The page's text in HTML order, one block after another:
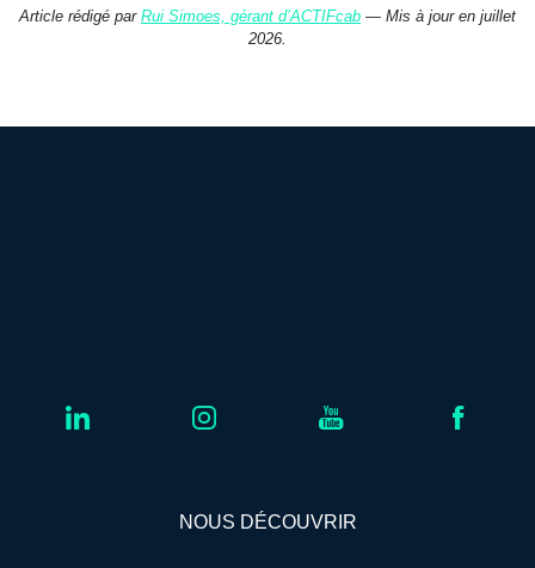
Article rédigé par Rui Simoes, gérant d’ACTIFcab — Mis à jour en juillet
2026.
NOUS DÉCOUVRIR